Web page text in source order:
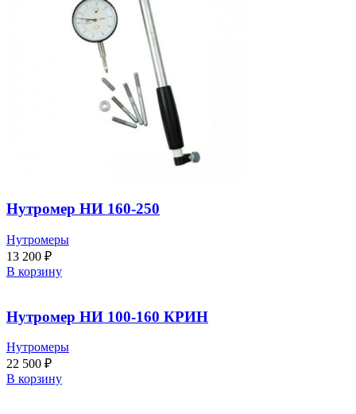
Нутромер НИ 160-250
Нутромеры
13 200 ₽
В корзину
Нутромер НИ 100-160 КРИН
Нутромеры
22 500 ₽
В корзину